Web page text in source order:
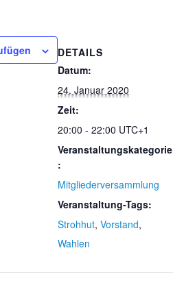
DETAILS
Datum:
24. Januar 2020
Zeit:
20:00 - 22:00 UTC+1
Veranstaltungskategorie
:
Mitgliederversammlung
Veranstaltung-Tags:
Strohhut, Vorstand,
Wahlen